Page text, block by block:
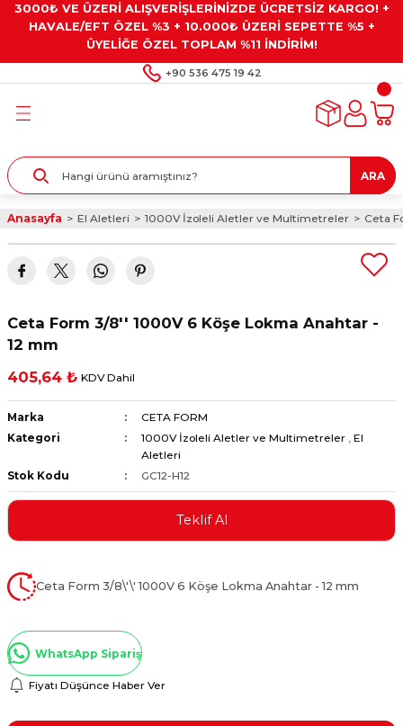
3000₺ VE ÜZERİ ALIŞVERİŞLERİNİZDE ÜCRETSİZ KARGO! +
HAVALE/EFT ÖZEL %3 + 10.000₺ ÜZERİ SEPETTE %5 +
ÜYELİĞE ÖZEL TOPLAM %11 İNDİRİM!
+90 536 475 19 42
Geri Dön
Geri Dön
Geri Dön
Gresler
Geri Dön
Alet Setleri
ve Multimetreler
ve Penseler
Atölye Aletleri
Geri Dön
Taşları ve
ARA
Anasayfa El Aletleri 1000V İzoleli Aletler ve Multimetreler Ceta
Ceta Form 3/8'' 1000V 6 Köşe Lokma Anahtar -
12 mm
405,64 ₺ KDV Dahil
Marka
CETA FORM
Kategori
1000V İzoleli Aletler ve Multimetreler , El
Aletleri
Stok Kodu
GC12-H12
Teklif Al
Ceta Form 3/8\'\' 1000V 6 Köşe Lokma Anahtar - 12 mm
WhatsApp Sipariş
Fiyatı Düşünce Haber Ver